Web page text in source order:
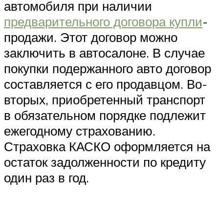
автомобиля при наличии
предварительного договора купли-
продажи. Этот договор можно
заключить в автосалоне. В случае
покупки подержанного авто договор
составляется с его продавцом. Во-
вторых, приобретенный транспорт
в обязательном порядке подлежит
ежегодному страхованию.
Страховка КАСКО оформляется на
остаток задолженности по кредиту
один раз в год.